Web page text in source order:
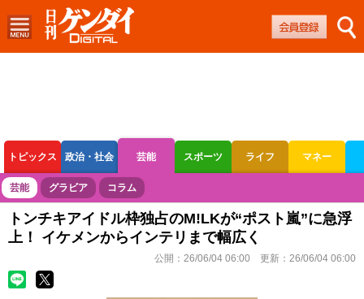
トピックス 政治・社会 芸能 スポーツ ライフ マネー
ボートレース 競輪 オートレース
芸能 グラビア コラム
トンチキアイドル枠独占のM!LKが“ポスト嵐”に急浮
上！ イケメンからインテリまで幅広く
公開： 26/06/04 06:00 更新： 26/06/04 06:00